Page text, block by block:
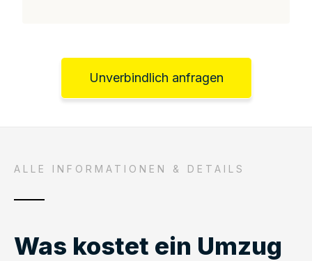
Unverbindlich anfragen
ALLE INFORMATIONEN & DETAILS
Was kostet ein Umzug